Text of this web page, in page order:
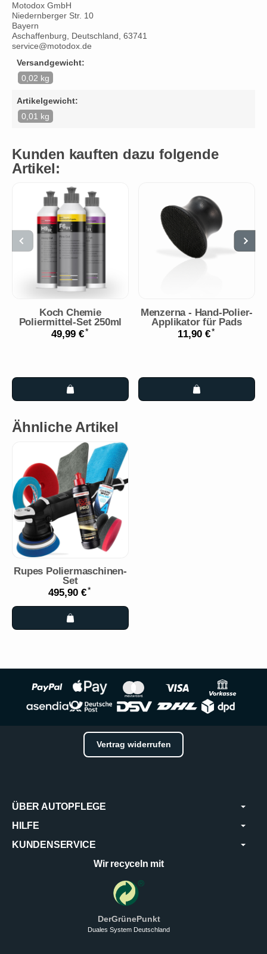
Motodox GmbH
Niedernberger Str. 10
Bayern
Aschaffenburg, Deutschland, 63741
service@motodox.de
Versandgewicht:
0,02 kg
Artikelgewicht:
0,01 kg
Kunden kauften dazu folgende
Artikel:
Koch Chemie
Poliermittel-Set 250ml
49,99 €*
Menzerna - Hand-Polier-
Applikator für Pads
11,90 €*
Ähnliche Artikel
Rupes Poliermaschinen-
Set
495,90 €*
Vertrag widerrufen
ÜBER AUTOPFLEGE
HILFE
KUNDENSERVICE
Wir recyceln mit
DerGrünePunkt
Duales System Deutschland